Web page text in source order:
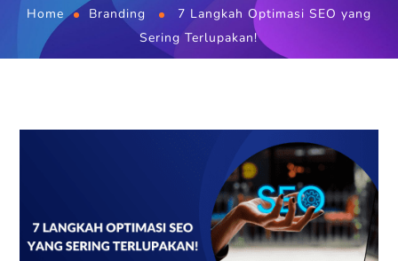
Home Branding
7 Langkah Optimasi SEO yang
Sering Terlupakan!